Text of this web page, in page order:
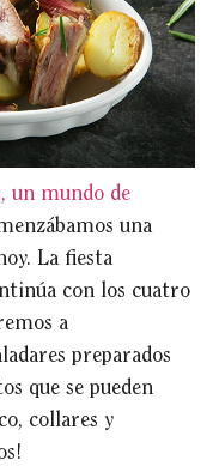
un mundo de
una
La fiesta
con los cuatro
a
preparados
que se pueden
collares y